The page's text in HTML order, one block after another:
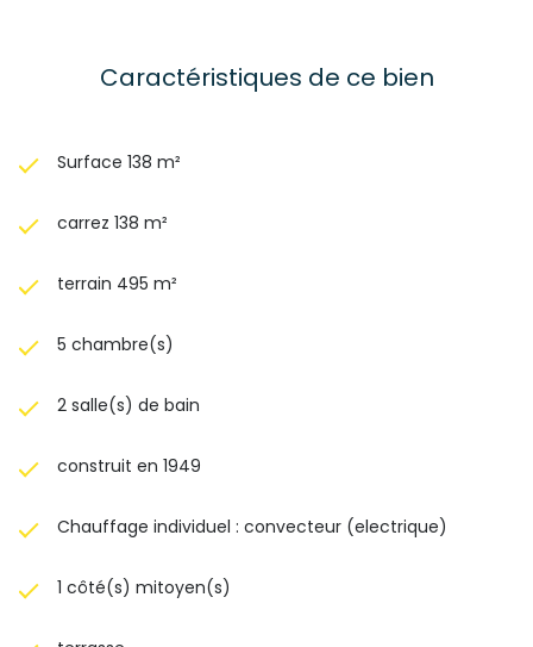
Caractéristiques de ce bien
Surface 138 m²
carrez 138 m²
terrain 495 m²
5 chambre(s)
2 salle(s) de bain
construit en 1949
Chauffage individuel : convecteur (electrique)
1 côté(s) mitoyen(s)